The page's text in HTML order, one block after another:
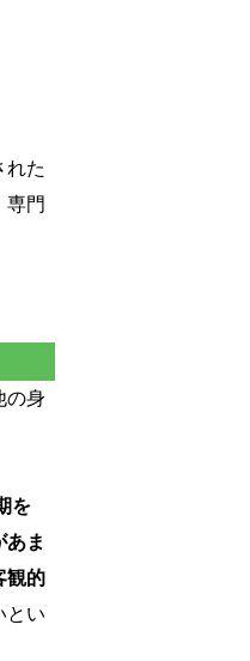
れた
専門
の身
を
あま
観的
とい